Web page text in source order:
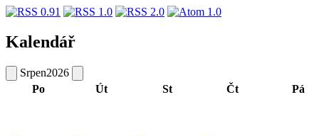
Kalendář
Srpen2026
Po
Út St Čt Pá